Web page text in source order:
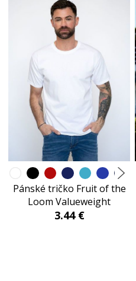
Pánské tričko Fruit of the
Loom Valueweight
3.44 €